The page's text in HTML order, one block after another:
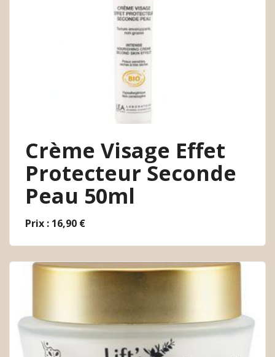
Crème Visage Effet
Protecteur Seconde
Peau 50ml
Prix : 16,90 €